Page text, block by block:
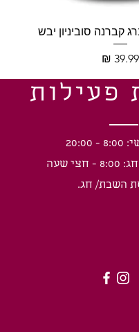
מהירה
מחיר
פעילות
ימי שישי וערבי חג: 8:00 - חצי שעה
השבת/ חג.